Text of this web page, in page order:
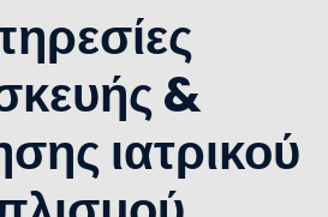
&
ιατρικού